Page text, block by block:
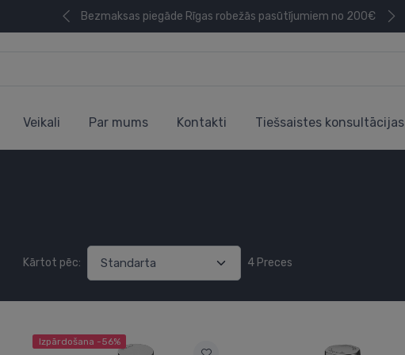
Bezmaksas piegāde Rīgas robežās pasūtījumiem no 200€
Veikali Par mums Kontakti Tiešsaistes konsultācijas
Kārtot pēc: 4 Preces
Izpārdošana -56%